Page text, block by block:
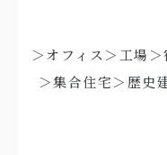
＞オフィス ＞工場
＞集合住宅＞歴史